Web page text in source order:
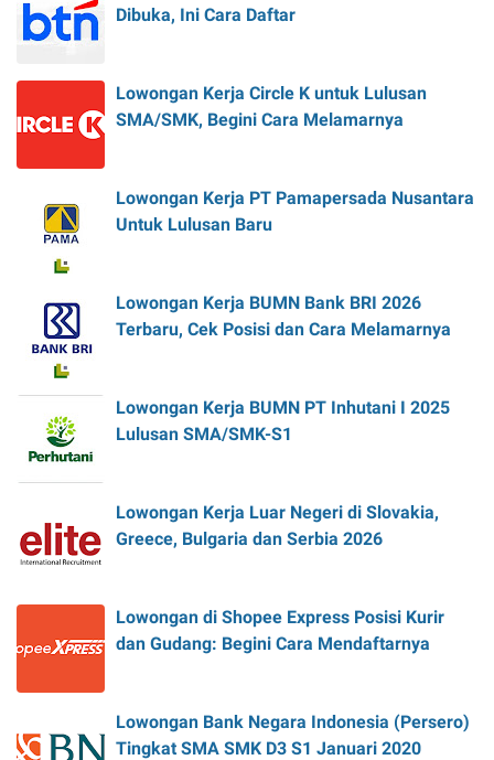
Dibuka, Ini Cara Daftar
Lowongan Kerja Circle K untuk Lulusan
SMA/SMK, Begini Cara Melamarnya
Lowongan Kerja PT Pamapersada Nusantara
Untuk Lulusan Baru
Lowongan Kerja BUMN Bank BRI 2026
Terbaru, Cek Posisi dan Cara Melamarnya
Lowongan Kerja BUMN PT Inhutani I 2025
Lulusan SMA/SMK-S1
Lowongan Kerja Luar Negeri di Slovakia,
Greece, Bulgaria dan Serbia 2026
Lowongan di Shopee Express Posisi Kurir
dan Gudang: Begini Cara Mendaftarnya
Lowongan Bank Negara Indonesia (Persero)
Tingkat SMA SMK D3 S1 Januari 2020